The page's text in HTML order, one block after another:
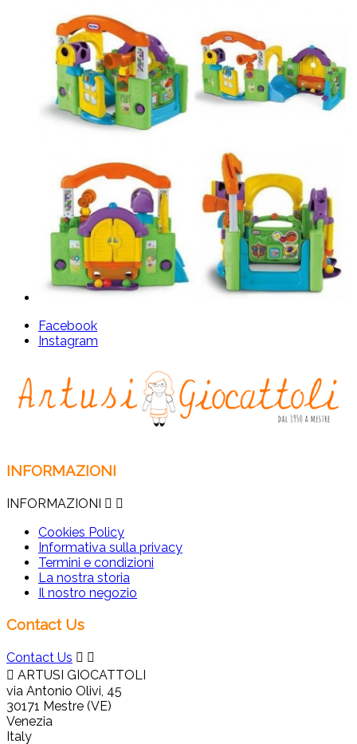
Facebook
Instagram
INFORMAZIONI
INFORMAZIONI  
Cookies Policy
Informativa sulla privacy
Termini e condizioni
La nostra storia
Il nostro negozio
Contact Us
Contact Us  
 ARTUSI GIOCATTOLI
via Antonio Olivi, 45
30171 Mestre (VE)
Venezia
Italy